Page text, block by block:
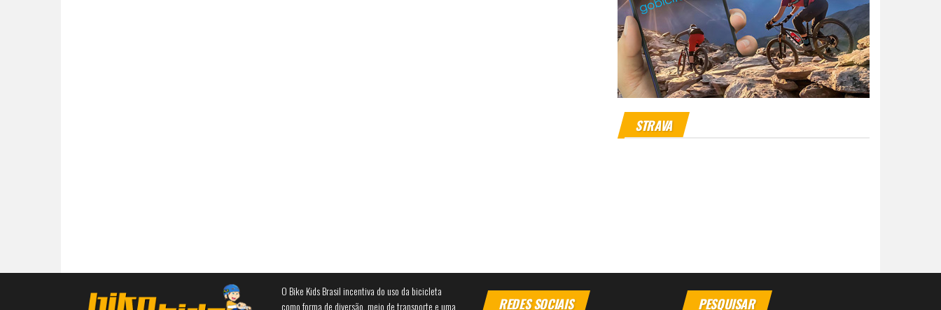
STRAVA
O Bike Kids Brasil incentiva do uso da bicicleta
como forma de diversão, meio de transporte e uma
REDES SOCIAIS PESQUISAR